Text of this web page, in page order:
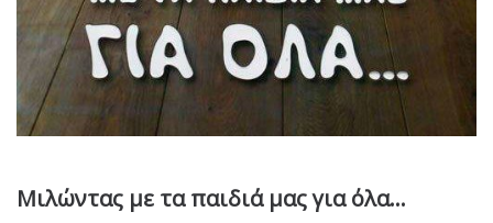
Μιλώντας με τα παιδιά μας για όλα…